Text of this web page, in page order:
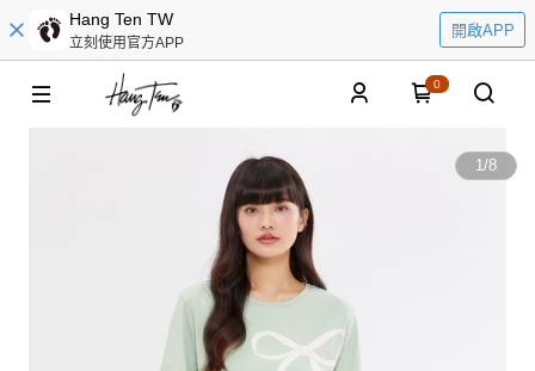
Hang Ten TW
立刻使用官方APP
開啟APP
0
1/8